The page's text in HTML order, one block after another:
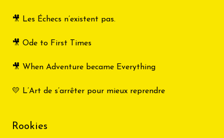
🎥 Les Échecs n’existent pas.
🎥 Ode to First Times
🎥 When Adventure became Everything
💛 L’Art de s’arrêter pour mieux reprendre
Rookies